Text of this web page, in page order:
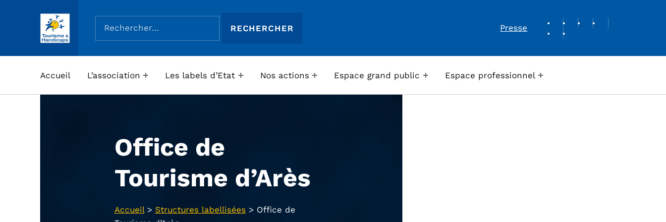
ASSOCIATION TOURISME ET HANDICAPS
Rechercher :
Presse
REVUE DE PRESSE
Accueil L’association Les labels d’Etat Nos actions Espace grand public Espace professionnel
Office de
Tourisme d’Arès
Accueil> Structures labellisées > Office de